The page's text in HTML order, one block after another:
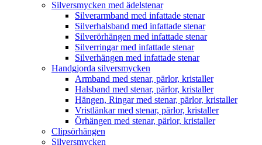
Silversmycken med ädelstenar
Silverarmband med infattade stenar
Silverhalsband med infattade stenar
Silverörhängen med infattade stenar
Silverringar med infattade stenar
Silverhängen med infattade stenar
Handgjorda silversmycken
Armband med stenar, pärlor, kristaller
Halsband med stenar, pärlor, kristaller
Hängen, Ringar med stenar, pärlor, kristaller
Vristlänkar med stenar, pärlor, kristaller
Örhängen med stenar, pärlor, kristaller
Clipsörhängen
Silversmycken